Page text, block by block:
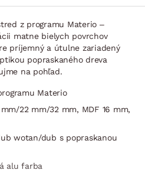
z programu Materio –
matne bielych povrchov
príjemný a útulne zariadený
popraskaného dreva
na pohľad.
Materio
22 mm/32 mm, MDF 16 mm,
wotan/dub s popraskanou
alu farba